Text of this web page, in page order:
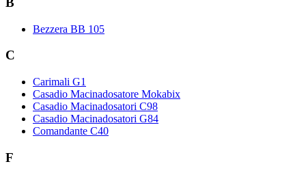
Bezzera BB 105
C
Carimali G1
Casadio Macinadosatore Mokabix
Casadio Macinadosatori C98
Casadio Macinadosatori G84
Comandante C40
F